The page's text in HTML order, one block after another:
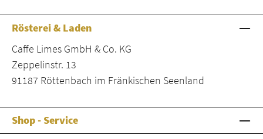
Rösterei & Laden
Caffe Limes GmbH & Co. KG
Zeppelinstr. 13
91187 Röttenbach im Fränkischen Seenland
Shop - Service